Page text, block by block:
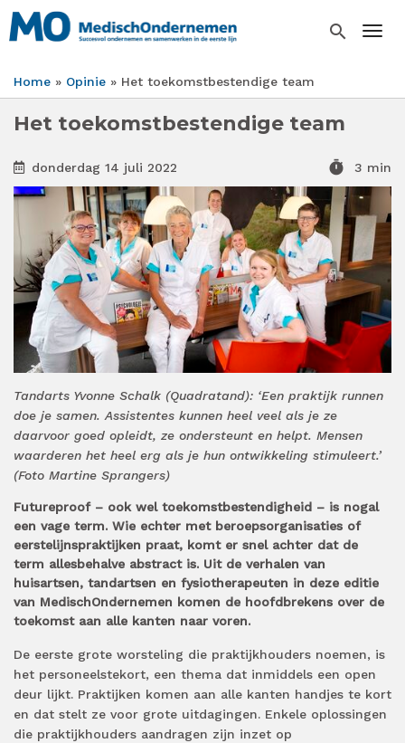
Overslaan
en
inhoud
search
Kruimelpad
Home Opinie Het toekomstbestendige team
Het toekomstbestendige team
donderdag 14 juli 2022 timer 3 min
Tandarts Yvonne Schalk (Quadratand): ‘Een praktijk runnen
doe je samen. Assistentes kunnen heel veel als je ze
daarvoor goed opleidt, ze ondersteunt en helpt. Mensen
waarderen het heel erg als je hun ontwikkeling stimuleert.’
(Foto Martine Sprangers)
Futureproof – ook wel toekomstbestendigheid – is nogal
een vage term. Wie echter met beroepsorganisaties of
eerstelijnspraktijken praat, komt er snel achter dat de
term allesbehalve abstract is. Uit de verhalen van
huisartsen, tandartsen en fysiotherapeuten in deze editie
van MedischOndernemen komen de hoofdbrekens over de
toekomst aan alle kanten naar voren.
De eerste grote worsteling die praktijkhouders noemen, is
het personeelstekort, een thema dat inmiddels een open
deur lijkt. Praktijken komen aan alle kanten handjes te kort
en dat stelt ze voor grote uitdagingen. Enkele oplossingen
die praktijkhouders aandragen zijn inzet op